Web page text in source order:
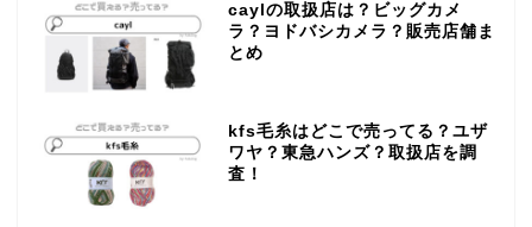
caylの取扱店は？ビッグカメ
ラ？ヨドバシカメラ？販売店舗ま
とめ
kfs毛糸はどこで売ってる？ユザ
ワヤ？東急ハンズ？取扱店を調
査！